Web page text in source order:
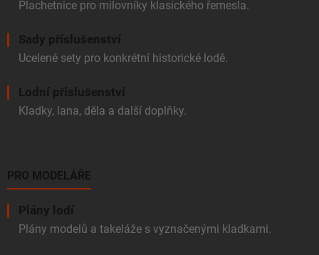
Plachetnice pro milovníky klasického řemesla.
Sady příslušenství
Ucelené sety pro konkrétní historické lodě.
Lodní příslušenství
Kladky, lana, děla a další doplňky.
PRO MODELÁŘE
Plány lodí
Plány modelů a takeláže s vyznačenými kladkami.